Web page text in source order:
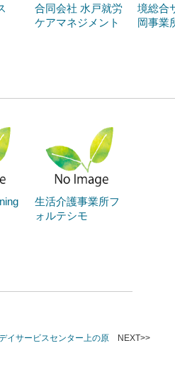
合同会社 水戸就労
ケアマネジメント
境総合
岡事業
生活介護事業所フ
ォルテシモ
イサービスセンター上の原 NEXT>>